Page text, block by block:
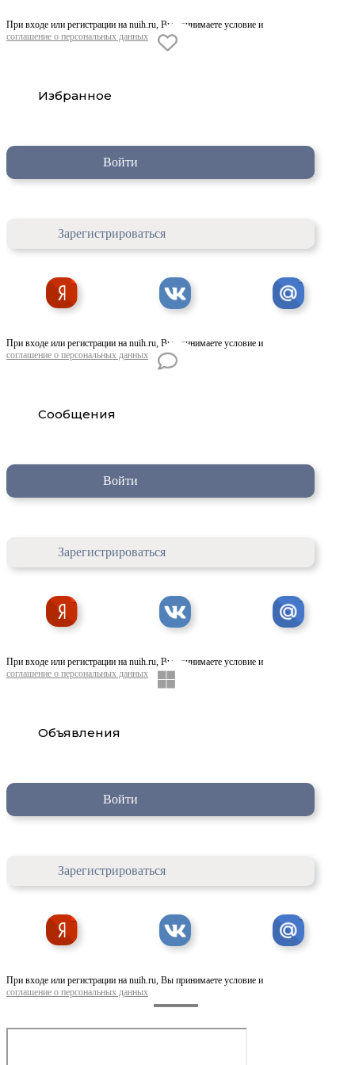
При входе или регистрации на nuih.ru, Вы принимаете условие и
соглашение о персональных данных
Избранное
Войти
Зарегистрироваться
При входе или регистрации на nuih.ru, Вы принимаете условие и
соглашение о персональных данных
Сообщения
Войти
Зарегистрироваться
При входе или регистрации на nuih.ru, Вы принимаете условие и
соглашение о персональных данных
Объявления
Войти
Зарегистрироваться
При входе или регистрации на nuih.ru, Вы принимаете условие и
соглашение о персональных данных